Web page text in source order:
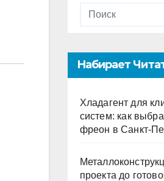
Набирает
Хладагент для
систем: как
фреон в Санкт-
проекта до